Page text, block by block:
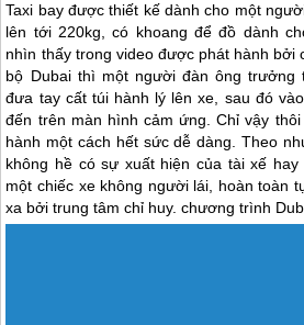
Taxi bay được thiết kế dành cho một
lên tới 220kg, có khoang để đồ dành
nhìn thấy trong video được phát hành bởi
bộ Dubaithì một người đàn ông trưởng
đưa tay cất túi hành lý lên xe, sau đó
đến trên màn hình cảm ứng. Chỉ vậy
hành một cách hết sức dễ dàng. Theo
không hề có sự xuất hiện của tài xế
một chiếc xe không người lái, hoàn toàn
xa bởi trung tâm chỉ huy. chương trình